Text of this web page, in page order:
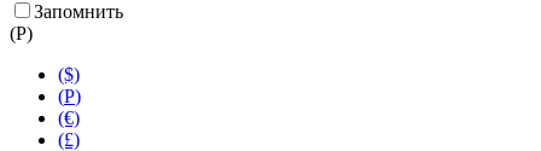
Запомнить
(Р)
($)
(Р)
(€)
(£)